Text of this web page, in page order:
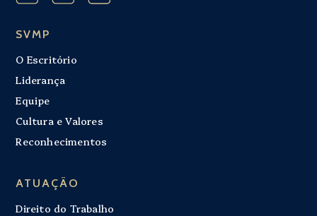
SVMP
O Escritório
Liderança
Equipe
Cultura e Valores
Reconhecimentos
ATUAÇÃO
Direito do Trabalho